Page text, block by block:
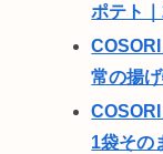
ポテト
常の揚
1袋その